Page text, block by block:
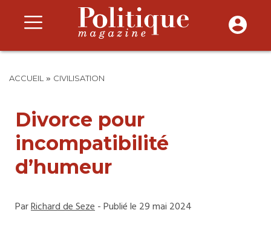
ACCUEIL » CIVILISATION
Divorce pour
incompatibilité
d’humeur
ParRichard de Seze- Publié le 29 mai 2024